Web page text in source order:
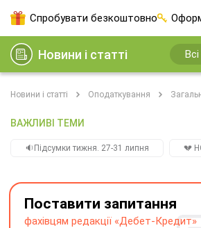
Спробувати безкоштовно
Новини і статті
Новини і статті Оподаткування
ВАЖЛИВІ ТЕМИ
🔉Підсумки тижня. 27-31 липня 💔
Поставити запитання
фахівцям редакції «Дебет-Кредит»